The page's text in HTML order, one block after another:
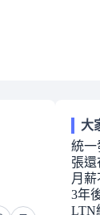
大
統一
張還
月薪
3年
LTN